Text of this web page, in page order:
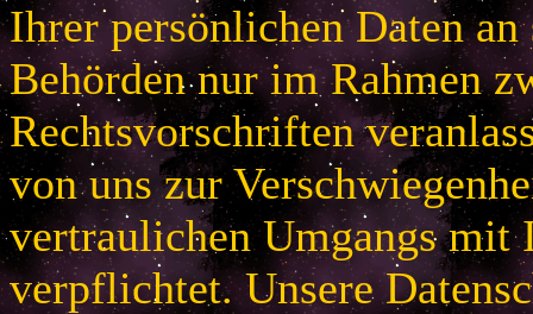
Ihrer persönlichen Daten
Behörden nur im Rahmen
Rechtsvorschriften
von uns zur
vertraulichen Umgangs mit
verpflichtet. Unsere